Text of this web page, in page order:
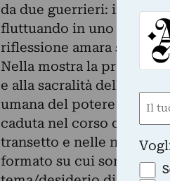
da due guerrieri:
fluttuando in uno spazio
riflessione amara sul
Nella mostra la presenza
e alla sacralità
umana del potere e del
caduta nel corso della
transetto e nelle nicchie
formato su cui sono
Nome